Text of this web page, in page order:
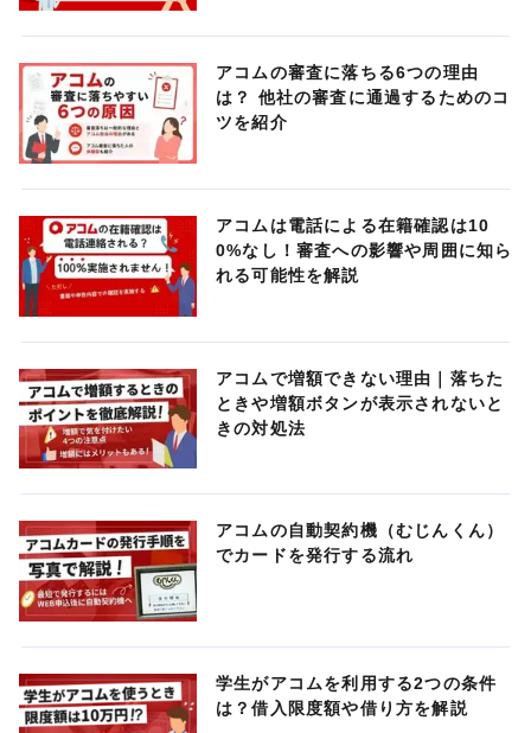
アコムの審査に落ちる6つの理由
は？ 他社の審査に通過するためのコ
ツを紹介
アコムは電話による在籍確認は10
0%なし！審査への影響や周囲に知ら
れる可能性を解説
アコムで増額できない理由｜落ちた
ときや増額ボタンが表示されないと
きの対処法
アコムの自動契約機（むじんくん）
でカードを発行する流れ
学生がアコムを利用する2つの条件
は？借入限度額や借り方を解説